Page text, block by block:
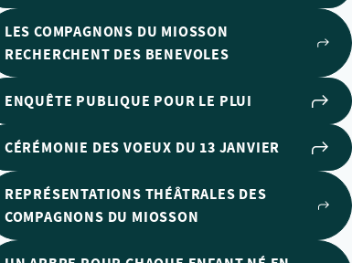
LES COMPAGNONS DU MIOSSON
RECHERCHENT DES BENEVOLES
ENQUÊTE PUBLIQUE POUR LE PLUI
CÉRÉMONIE DES VOEUX DU 13 JANVIER
REPRÉSENTATIONS THÉÂTRALES DES
COMPAGNONS DU MIOSSON